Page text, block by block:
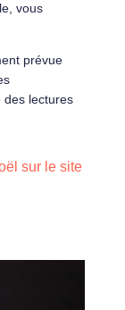
vous
prévue
des lectures
sur le site